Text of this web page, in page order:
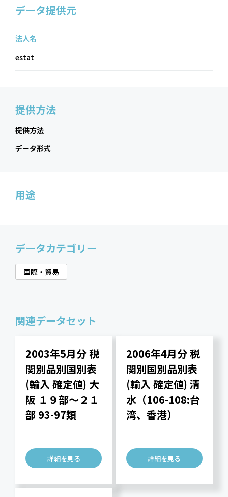
データ提供元
法人名
estat
提供方法
提供方法
データ形式
用途
データカテゴリー
国際・貿易
関連データセット
2003年5月分 税
関別品別国別表
(輸入 確定値) 大
阪 １９部～２１
部 93-97類
詳細を見る
2006年4月分 税
関別国別品別表
(輸入 確定値) 清
水（106-108:台
湾、香港）
詳細を見る